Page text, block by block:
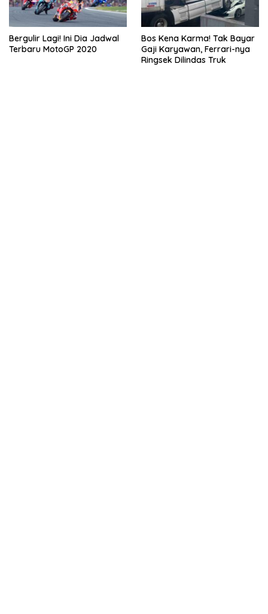
Bergulir Lagi! Ini Dia Jadwal
Terbaru MotoGP 2020
Bos Kena Karma! Tak Bayar
Gaji Karyawan, Ferrari-nya
Ringsek Dilindas Truk